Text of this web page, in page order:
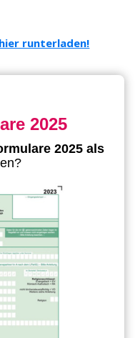
runterladen!
2025
2025 als